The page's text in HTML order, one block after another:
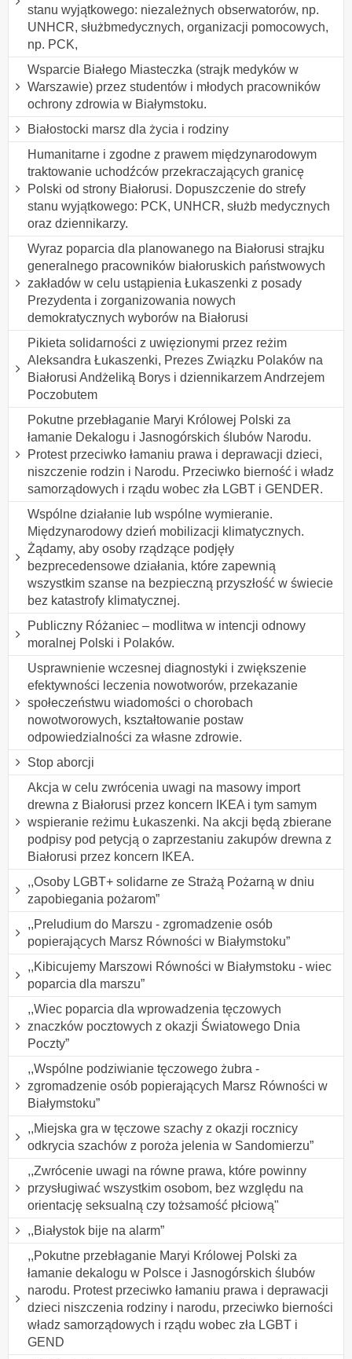
stanu wyjątkowego: niezależnych obserwatorów, np.
UNHCR, służbmedycznych, organizacji pomocowych,
np. PCK,
Wsparcie Białego Miasteczka (strajk medyków w
Warszawie) przez studentów i młodych pracowników
ochrony zdrowia w Białymstoku.
Białostocki marsz dla życia i rodziny
Humanitarne i zgodne z prawem międzynarodowym
traktowanie uchodźców przekraczających granicę
Polski od strony Białorusi. Dopuszczenie do strefy
stanu wyjątkowego: PCK, UNHCR, służb medycznych
oraz dziennikarzy.
Wyraz poparcia dla planowanego na Białorusi strajku
generalnego pracowników białoruskich państwowych
zakładów w celu ustąpienia Łukaszenki z posady
Prezydenta i zorganizowania nowych
demokratycznych wyborów na Białorusi
Pikieta solidarności z uwięzionymi przez reżim
Aleksandra Łukaszenki, Prezes Związku Polaków na
Białorusi Andżeliką Borys i dziennikarzem Andrzejem
Poczobutem
Pokutne przebłaganie Maryi Królowej Polski za
łamanie Dekalogu i Jasnogórskich ślubów Narodu.
Protest przeciwko łamaniu prawa i deprawacji dzieci,
niszczenie rodzin i Narodu. Przeciwko bierność i władz
samorządowych i rządu wobec zła LGBT i GENDER.
Wspólne działanie lub wspólne wymieranie.
Międzynarodowy dzień mobilizacji klimatycznych.
Żądamy, aby osoby rządzące podjęły
bezprecedensowe działania, które zapewnią
wszystkim szanse na bezpieczną przyszłość w świecie
bez katastrofy klimatycznej.
Publiczny Różaniec – modlitwa w intencji odnowy
moralnej Polski i Polaków.
Usprawnienie wczesnej diagnostyki i zwiększenie
efektywności leczenia nowotworów, przekazanie
społeczeństwu wiadomości o chorobach
nowotworowych, kształtowanie postaw
odpowiedzialności za własne zdrowie.
Stop aborcji
Akcja w celu zwrócenia uwagi na masowy import
drewna z Białorusi przez koncern IKEA i tym samym
wspieranie reżimu Łukaszenki. Na akcji będą zbierane
podpisy pod petycją o zaprzestaniu zakupów drewna z
Białorusi przez koncern IKEA.
,,Osoby LGBT+ solidarne ze Strażą Pożarną w dniu
zapobiegania pożarom”
,,Preludium do Marszu - zgromadzenie osób
popierających Marsz Równości w Białymstoku”
,,Kibicujemy Marszowi Równości w Białymstoku - wiec
poparcia dla marszu”
,,Wiec poparcia dla wprowadzenia tęczowych
znaczków pocztowych z okazji Światowego Dnia
Poczty”
,,Wspólne podziwianie tęczowego żubra -
zgromadzenie osób popierających Marsz Równości w
Białymstoku”
,,Miejska gra w tęczowe szachy z okazji rocznicy
odkrycia szachów z poroża jelenia w Sandomierzu”
,,Zwrócenie uwagi na równe prawa, które powinny
przysługiwać wszystkim osobom, bez względu na
orientację seksualną czy tożsamość płciową"
,,Białystok bije na alarm”
,,Pokutne przebłaganie Maryi Królowej Polski za
łamanie dekalogu w Polsce i Jasnogórskich ślubów
narodu. Protest przeciwko łamaniu prawa i deprawacji
dzieci niszczenia rodziny i narodu, przeciwko bierności
władz samorządowych i rządu wobec zła LGBT i
GEND